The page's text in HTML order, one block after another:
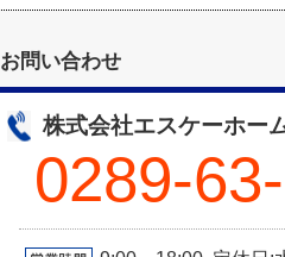
お問い合わせ
株式会社エスケーホー
0289-